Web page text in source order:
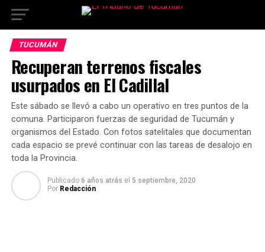
TUCUMÁN
Recuperan terrenos fiscales
usurpados en El Cadillal
Este sábado se llevó a cabo un operativo en tres puntos de la
comuna. Participaron fuerzas de seguridad de Tucumán y
organismos del Estado. Con fotos satelitales que documentan
cada espacio se prevé continuar con las tareas de desalojo en
toda la Provincia.
Publicado 6 años atrás el 5 septiembre, 2020
Por Redacción